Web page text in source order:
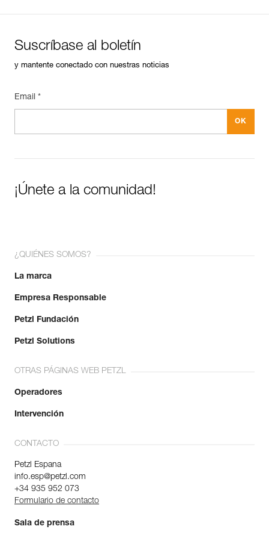
Suscríbase al boletín
y mantente conectado con nuestras noticias
Email *
¡Únete a la comunidad!
¿QUIÉNES SOMOS?
La marca
Empresa Responsable
Petzl Fundación
Petzl Solutions
OTRAS PÁGINAS WEB PETZL
Operadores
Intervención
CONTACTO
Petzl Espana
info.esp@petzl.com
+34 935 952 073
Formulario de contacto
Sala de prensa